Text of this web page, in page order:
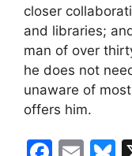
closer
and libraries;
man of over
he does not
unaware of
offers him.